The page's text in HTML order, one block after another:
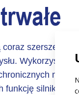
szersze
funkcję silników